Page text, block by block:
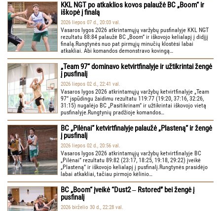
KKL NGT po atkaklios kovos palaužė BC „Boom“ ir
iškopė į finalą
2026 liepos 07 d., 20:03 val.
Vasaros lygos 2026 atkrintamųjų varžybų pusfinalyje KKL NGT
rezultatu 88:84 palaužė BC „Boom“ ir iškovojo kelialapį į didįjį
finalą.Rungtynės nuo pat pirmųjų minučių klostėsi labai
atkakliai. Abi komandos demonstravo kovingą…
„Team 97“ dominavo ketvirtfinalyje ir užtikrintai žengė
į pusfinalį
2026 liepos 02 d., 22:41 val.
Vasaros lygos 2026 atkrintamųjų varžybų ketvirtfinalyje „Team
97“ įspūdingu žaidimu rezultatu 119:77 (19:20, 37:16, 32:26,
31:15) nugalėjo BC „Pasitikrinam“ ir užtikrintai iškovojo vietą
pusfinalyje.Rungtynių pradžioje komandos…
BC „Pilėnai“ ketvirtfinalyje palaužė „Plasteną“ ir žengė
į pusfinalį
2026 liepos 02 d., 20:56 val.
Vasaros lygos 2026 atkrintamųjų varžybų ketvirtfinalyje BC
„Pilėnai“ rezultatu 89:82 (23:17, 18:25, 19:18, 29:22) įveikė
„Plasteną“ ir iškovojo kelialapį į pusfinalį.Rungtynės prasidėjo
labai atkakliai, tačiau pirmojo kėlinio…
BC „Boom“ įveikė “Dust2 ‒ Rstored” bei žengė į
pusfinalį
2026 birželio 30 d., 22:28 val.